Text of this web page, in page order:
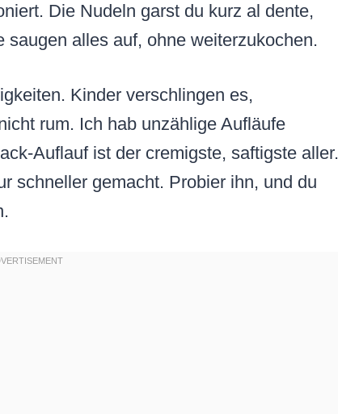
Die Nudeln garst du kurz al dente,
alles auf, ohne weiterzukochen.
Kinder verschlingen es,
rum. Ich hab unzählige Aufläufe
Auflauf ist der cremigste, saftigste aller.
schneller gemacht. Probier ihn, und du